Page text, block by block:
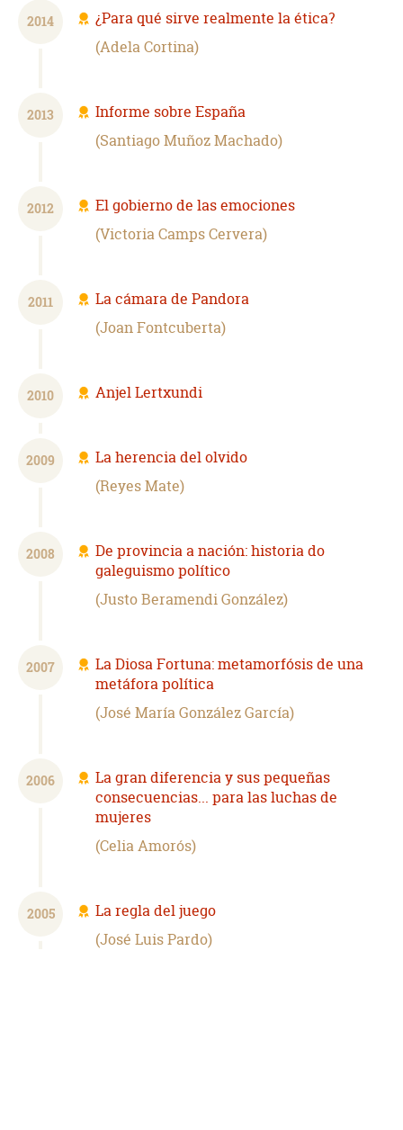
2014
¿Para qué sirve realmente la ética?
Adela Cortina
2013
Informe sobre España
Santiago Muñoz Machado
2012
El gobierno de las emociones
Victoria Camps Cervera
2011
La cámara de Pandora
Joan Fontcuberta
2010 Anjel Lertxundi
2009
La herencia del olvido
Reyes Mate
2008
De provincia a nación: historia do
galeguismo político
Justo Beramendi González
2007
La Diosa Fortuna: metamorfósis de una
metáfora política
José María González García
2006
La gran diferencia y sus pequeñas
consecuencias... para las luchas de
mujeres
Celia Amorós
2005
La regla del juego
José Luis Pardo